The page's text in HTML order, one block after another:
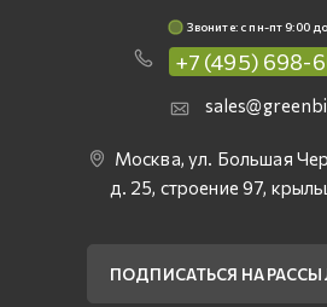
Звоните: c пн-пт 9:00
+7 (495) 698-
Москва, ул. Большая
д. 25, строение 97,
ПОДПИСАТЬСЯ НА